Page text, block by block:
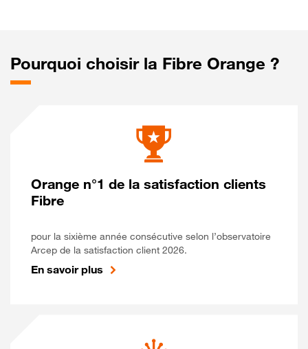
Pourquoi choisir la Fibre Orange ?
Orange n°1 de la satisfaction clients
Fibre
pour la sixième année consécutive selon l’observatoire
Arcep de la satisfaction client 2026.
En savoir plus